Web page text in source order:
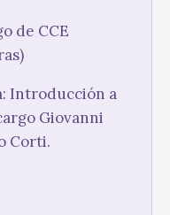
de CCE
Introducción a
Giovanni
Corti.